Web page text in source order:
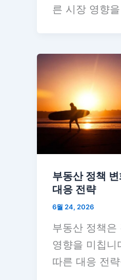
른 시장 영향
부동산 정책
대응 전략
6월 24, 2026
부동산 정책은
영향을 미칩니
따른 대응 전